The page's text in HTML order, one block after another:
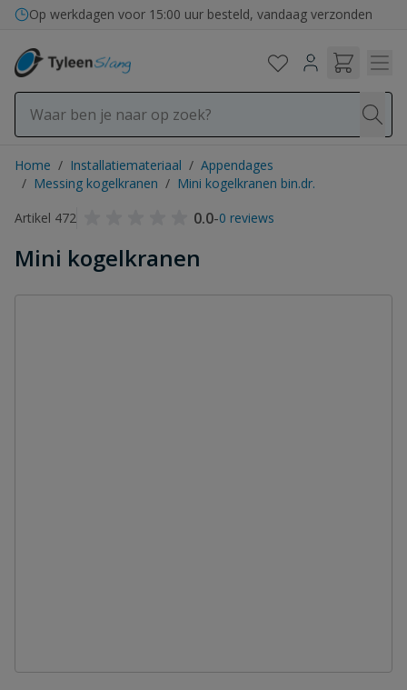
Ga naar de inhoud
Bezorging in binnen- en buitenland
Op werkdagen voor 15:00 uur besteld, vandaag verzonden
Home / Installatiemateriaal / Appendages
/ Messing kogelkranen / Mini kogelkranen bin.dr.
Artikel 472
0.0-0 reviews
Mini kogelkranen